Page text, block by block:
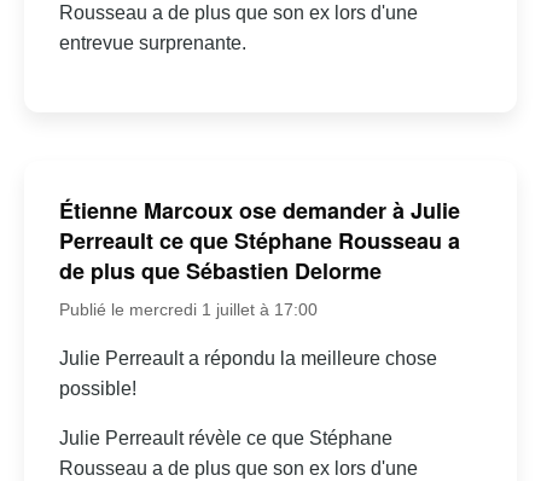
Rousseau a de plus que son ex lors d'une
entrevue surprenante.
Étienne Marcoux ose demander à Julie
Perreault ce que Stéphane Rousseau a
de plus que Sébastien Delorme
Publié le mercredi 1 juillet à 17:00
Julie Perreault a répondu la meilleure chose
possible!
Julie Perreault révèle ce que Stéphane
Rousseau a de plus que son ex lors d'une